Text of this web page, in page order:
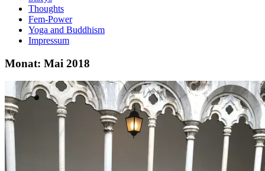
Thoughts
Fem-Power
Yoga and Buddhism
Impressum
Monat: Mai 2018